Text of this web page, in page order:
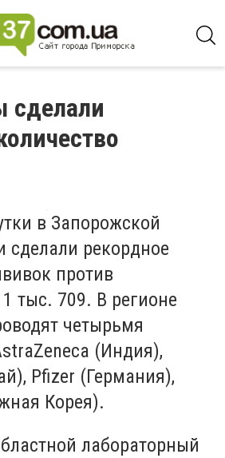
сделали
в Запорожской
сделали рекордное
против
тыс. 709. В регионе
четырьмя
(Индия),
Pfizer (Германия),
Корея).
лабораторный